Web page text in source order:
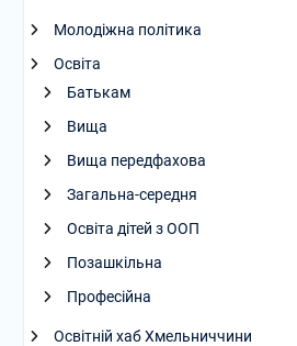
Молодіжна політика
Освіта
Батькам
Вища
Вища передфахова
Загальна-середня
Освіта дітей з ООП
Позашкільна
Професійна
Освітній хаб Хмельниччини